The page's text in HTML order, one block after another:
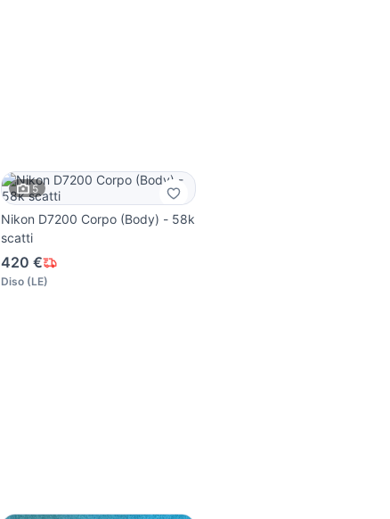
5
Nikon D7200 Corpo (Body) - 58k
scatti
420 €
Diso (LE)